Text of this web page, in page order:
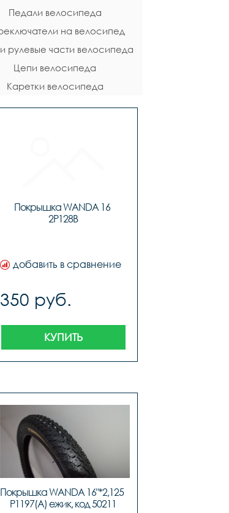
Педали велосипеда
на велосипед
рулевые части велосипеда
Цепи велосипеда
Каретки велосипеда
Покрышка WANDA 16
2P128B
добавить в сравнение
350 руб.
КУПИТЬ
Покрышка WANDA 16"*2,125
P1197(A) ежик, код 50211